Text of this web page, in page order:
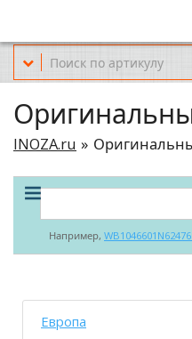
Офис обслуживания
INOZA.ru
Например,
Европа